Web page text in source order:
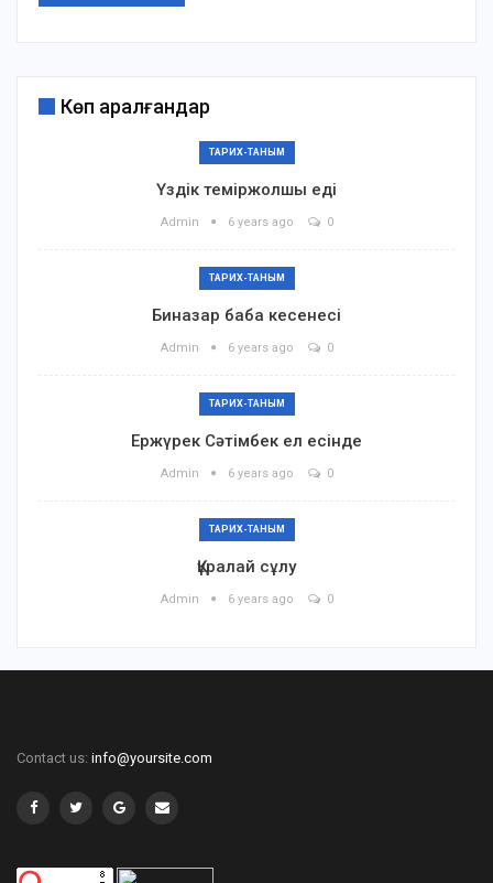
Көп қаралғандар
ТАРИХ-ТАНЫМ
Үздік теміржолшы еді
Admin 6 years ago 0
ТАРИХ-ТАНЫМ
Биназар баба кесенесі
Admin 6 years ago 0
ТАРИХ-ТАНЫМ
Ержүрек Сәтімбек ел есінде
Admin 6 years ago 0
ТАРИХ-ТАНЫМ
Құралай сұлу
Admin 6 years ago 0
Contact us: info@yoursite.com